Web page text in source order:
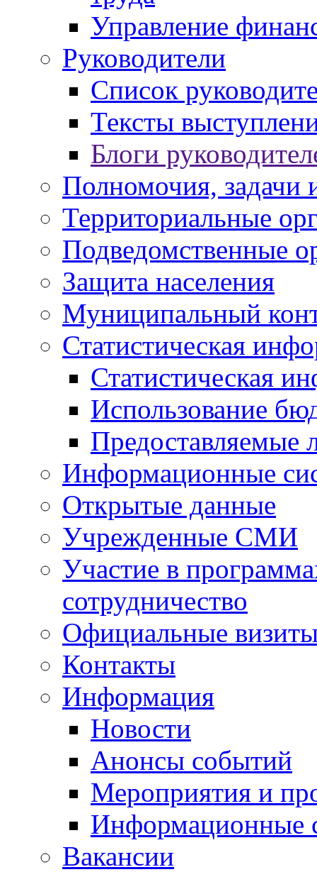
Управление
Руководители
Список
Тексты
Блоги
Полномочия, задачи
Территориальные
Подведомственные
Защита населения
Муниципальный
Статистическая
Статистическая
Использование
Предоставляемые
Информационные
Открытые данные
Учрежденные СМИ
Участие в
сотрудничество
Официальные
Контакты
Информация
Новости
Анонсы событий
Мероприятия и
Информационные
Вакансии